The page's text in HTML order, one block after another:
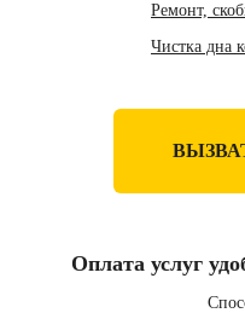
Ремонт,
Чистка дна
Оплата услуг